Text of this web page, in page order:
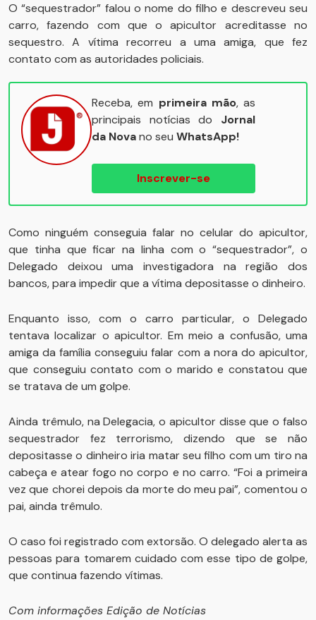
O “sequestrador” falou o nome do filho e descreveu seu
carro, fazendo com que o apicultor acreditasse no
sequestro. A vítima recorreu a uma amiga, que fez
contato com as autoridades policiais.
Receba, em primeira mão, as
principais notícias do Jornal
da Novano seu WhatsApp!
Inscrever-se
Como ninguém conseguia falar no celular do apicultor,
que tinha que ficar na linha com o “sequestrador”, o
Delegado deixou uma investigadora na região dos
bancos, para impedir que a vítima depositasse o dinheiro.
Enquanto isso, com o carro particular, o Delegado
tentava localizar o apicultor. Em meio a confusão, uma
amiga da família conseguiu falar com a nora do apicultor,
que conseguiu contato com o marido e constatou que
se tratava de um golpe.
Ainda trêmulo, na Delegacia, o apicultor disse que o falso
sequestrador fez terrorismo, dizendo que se não
depositasse o dinheiro iria matar seu filho com um tiro na
cabeça e atear fogo no corpo e no carro. “Foi a primeira
vez que chorei depois da morte do meu pai”, comentou o
pai, ainda trêmulo.
O caso foi registrado com extorsão. O delegado alerta as
pessoas para tomarem cuidado com esse tipo de golpe,
que continua fazendo vítimas.
Com informações Edição de Notícias